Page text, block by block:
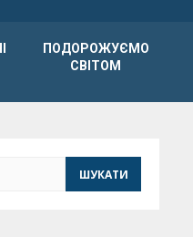
ПОДОРОЖУЄМО
СВІТОМ